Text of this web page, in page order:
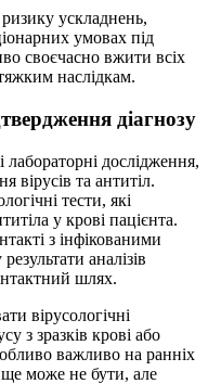
ускладнень,
умовах під
своєчасно вжити всіх
наслідкам.
діагнозу
дослідження,
вірусів та антитіл.
тести, які
у крові пацієнта.
з інфікованими
аналізів
шлях.
вірусологічні
з зразків крові або
важливо на ранніх
ще може не бути, але